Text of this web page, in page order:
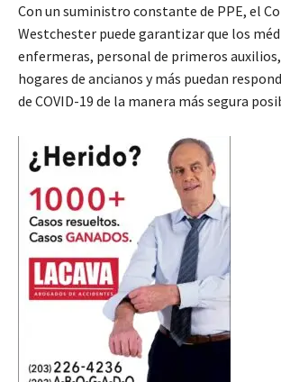
Con un suministro constante de PPE, el
Westchester puede garantizar que los
enfermeras, personal de primeros
hogares de ancianos y más puedan
de COVID-19 de la manera más segura